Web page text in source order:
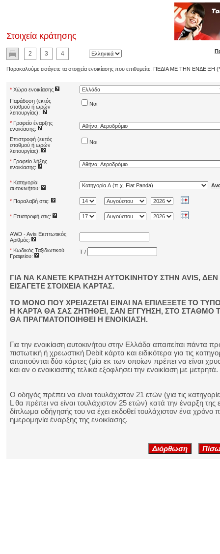
Στοιχεία κράτησης
2 3 4
Παρακαλούμε εισάγετε τα στοιχεία ενοικίασης που επιθυμείτε. ΠΕΔΙΑ ΜΕ ΤΗΝ
* Χώρα ενοικίασης
Παράδοση (εκτός
σταθμού ή ωρών
λειτουργίας):
Ναι
* Γραφείο έναρξης
ενοικίασης:
Επιστροφή (εκτός
σταθμού ή ωρών
λειτουργίας):
Ναι
* Γραφείο λήξης
ενοικίασης:
* Κατηγορία
αυτοκινήτου:
* Παραλαβή στις:
* Επιστροφή στις:
AWD - Avis Εκπτωτικός
Αριθμός:
* Κωδικός Ταξιδιωτικού
Γραφείου:
T /
ΓΙΑ ΝΑ ΚΑΝΕΤΕ ΚΡΑΤΗΣΗ ΑΥΤΟΚΙΝΗΤΟΥ ΣΤΗΝ AVIS, ΔΕΝ
ΕΙΣΑΓΕΤΕ ΣΤΟΙΧΕΙΑ ΚΑΡΤΑΣ.
ΤΟ ΜΟΝΟ ΠΟΥ ΧΡΕΙΑΖΕΤΑΙ ΕΙΝΑΙ ΝΑ ΕΠΙΛΕΞΕΤΕ ΤΟ
Η ΚΑΡΤΑ ΘΑ ΣΑΣ ΖΗΤΗΘΕΙ, ΣΑΝ ΕΓΓΥΗΣΗ, ΣΤΟ ΣΤAΘΜΟ
ΘΑ ΠΡΑΓΜΑΤΟΠΟΙΗΘΕΙ Η ΕΝΟΙΚΙΑΣΗ.
Για την ενοικίαση αυτοκινήτου στην Ελλάδα απαιτείται πάντα
πιστωτική ή χρεωστική Debit κάρτα και ειδικότερα για τις
απαιτούνται δύο κάρτες (μία εκ των οποίων πρέπει να είναι
και αν ο ενοικιαστής τελικά εξοφλήσει την ενοικίαση με μετρητά.
Ο οδηγός πρέπει να είναι τουλάχιστον 21 ετών (για τις
L θα πρέπει να είναι τουλάχιστον 25 ετών) κατά την έναρξη της
δίπλωμα οδήγησής του να έχει εκδοθεί τουλάχιστον ένα χρόνο
ημερομηνία έναρξης της ενοικίασης.